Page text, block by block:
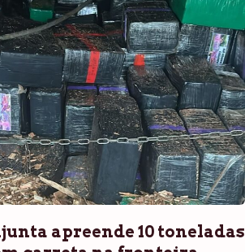
apreende 10 toneladas